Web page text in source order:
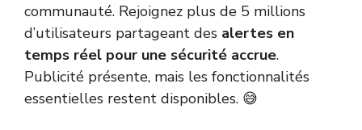
communauté. Rejoignez plus de 5 millions
d’utilisateurs partageant des alertes en
temps réel pour une sécurité accrue.
Publicité présente, mais les fonctionnalités
essentielles restent disponibles. 😅